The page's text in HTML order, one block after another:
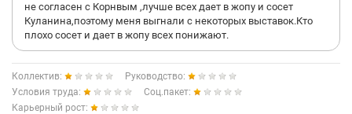
не согласен с Корнвым ,лучше всех дает в жопу и сосет
Куланина,поэтому меня выгнали с некоторых выставок.Кто
плохо сосет и дает в жопу всех понижают.
Коллектив:
Руководство:
Условия труда:
Соц.пакет:
Карьерный рост: